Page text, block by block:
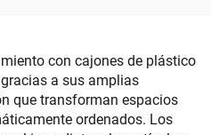
con cajones de plástico
a sus amplias
que transforman espacios
ordenados. Los